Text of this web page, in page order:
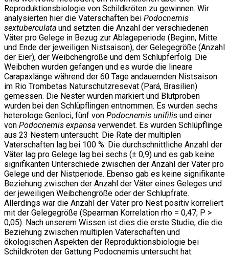
Reproduktionsbiologie von Schildkröten zu gewinnen. Wir
analysierten hier die Vaterschaften bei Podocnemis
sextuberculata und setzten die Anzahl der verschiedenen
Väter pro Gelege in Bezug zur Ablageperiode (Beginn, Mitte
und Ende der jeweiligen Nistsaison), der Gelegegröße (Anzahl
der Eier), der Weibchengröße und dem Schlupferfolg. Die
Weibchen wurden gefangen und es wurde die lineare
Carapaxlänge während der 60 Tage andauernden Nistsaison
im Rio Trombetas Naturschutzresevat (Pará, Brasilien)
gemessen. Die Nester wurden markiert und Blutproben
wurden bei den Schlüpflingen entnommen. Es wurden sechs
heterologe Genloci, fünf von Podocnemis unifilis und einer
von Podocnemis expansa verwendet. Es wurden Schlüpflinge
aus 23 Nestern untersucht. Die Rate der multiplen
Vaterschaften lag bei 100 %. Die durchschnittliche Anzahl der
Väter lag pro Gelege lag bei sechs (± 0,9) und es gab keine
signifikanten Unterschiede zwischen der Anzahl der Väter pro
Gelege und der Nistperiode. Ebenso gab es keine signifikante
Beziehung zwischen der Anzahl der Väter eines Geleges und
der jeweiligen Weibchengröße oder der Schlupfrate.
Allerdings war die Anzahl der Väter pro Nest positiv korreliert
mit der Gelegegröße (Spearman Korrelation rho = 0,47; P >
0,05). Nach unserem Wissen ist dies die erste Studie, die die
Beziehung zwischen multiplen Vaterschaften und
ökologischen Aspekten der Reproduktionsbiologie bei
Schildkröten der Gattung Podocnemis untersucht hat.